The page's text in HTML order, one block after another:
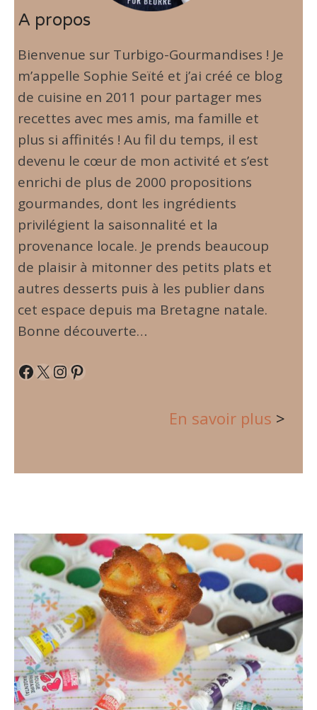
A propos
Bienvenue sur Turbigo-Gourmandises ! Je
m’appelle Sophie Seïté et j’ai créé ce blog
de cuisine en 2011 pour partager mes
recettes avec mes amis, ma famille et
plus si affinités ! Au fil du temps, il est
devenu le cœur de mon activité et s’est
enrichi de plus de 2000 propositions
gourmandes, dont les ingrédients
privilégient la saisonnalité et la
provenance locale. Je prends beaucoup
de plaisir à mitonner des petits plats et
autres desserts puis à les publier dans
cet espace depuis ma Bretagne natale.
Bonne découverte…
Facebook X InstagramPinterest
En savoir plus >